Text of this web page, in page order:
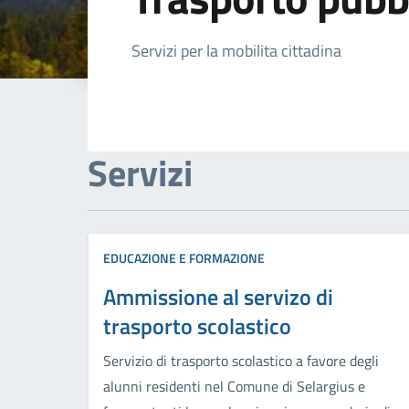
Dettagli della
Servizi per la mobilita cittadina
Servizi
EDUCAZIONE E FORMAZIONE
Ammissione al servizo di
trasporto scolastico
Servizio di trasporto scolastico a favore degli
alunni residenti nel Comune di Selargius e